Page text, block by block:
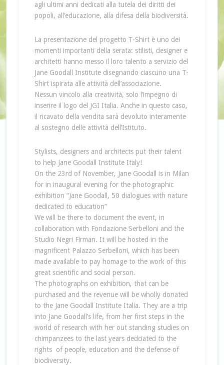
agli ultimi anni dedicati alla tutela dei diritti dei
popoli, all’educazione, alla difesa della biodiversità.
La presentazione del progetto T-Shirt è uno dei
momenti importanti della serata: stilisti, designer e
architetti hanno messo il loro talento a servizio del
Jane Goodall Institute disegnando ciascuno una T-
Shirt ispirata alle attività dell’associazione.
Nessun vincolo alla creatività, solo l’impegno di
inserire il logo del JGI Italia. Anche in questo caso,
il ricavato della vendita sarà devoluto interamente
al sostegno delle attività dell’Istituto.
Stylists, designers and architects put their talent
to help Jane Goodall Institute Italy!
On the 23rd of November, Jane Goodall is in Milan
for in inaugural evening for the photographic
exhibition “Jane Goodall, 50 dialogues with nature
dedicated to education”
We will be there to document the event, in
collaboration with Fondazione Serbelloni and the
Studio Negri Firman. It will be hosted in the
magnificent Palazzo Serbelloni, which has been
made available to pay homage to the work of this
great scientific and social person.
The photographs on exhibition, that can be
purchased and the revenue will be wholly donated
to the Jane Goodall Institute Italia. They are a trip
into Jane Goodall’s life, from her first steps in the
world of research with her out standing studies on
chimpanzees to the last years dedciated to the
rights of people, education and the defense of
biodiversity.